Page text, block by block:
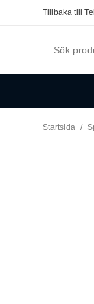
Tillbaka till
Startsida /